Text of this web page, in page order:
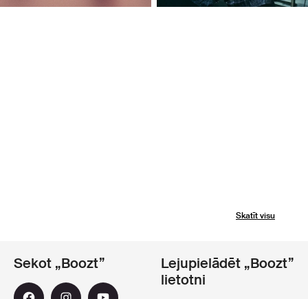
Skatīt visu
Sekot „Boozt”
Lejupielādēt „Boozt”
lietotni